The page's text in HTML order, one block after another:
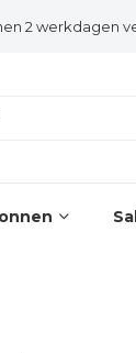
2 werkdagen